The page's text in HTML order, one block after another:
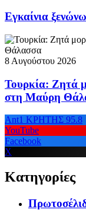
Εγκαίνια
8 Αυγούστου 2026
Τουρκία: Ζητά
στη Μαύρη
Ant1 ΚΡΗΤΗΣ 95.8
YouTube
Facebook
X
Κατηγορίες